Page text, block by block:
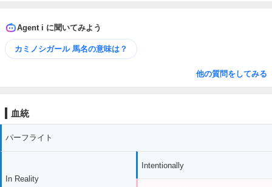
Agent i に聞いてみよう
カミノシガール 馬名の意味は？
他の質問をしてみる
血統
パーフライト
In Reality
Intentionally